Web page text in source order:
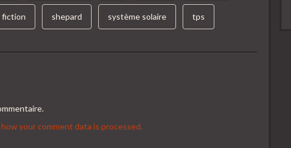
fiction shepard système solaire tps
your comment data is processed.